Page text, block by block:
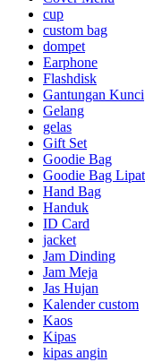
cup
custom bag
dompet
Earphone
Flashdisk
Gantungan Kunci
Gelang
gelas
Gift Set
Goodie Bag
Goodie Bag Lipat
Hand Bag
Handuk
ID Card
jacket
Jam Dinding
Jam Meja
Jas Hujan
Kalender custom
Kaos
Kipas
kipas angin